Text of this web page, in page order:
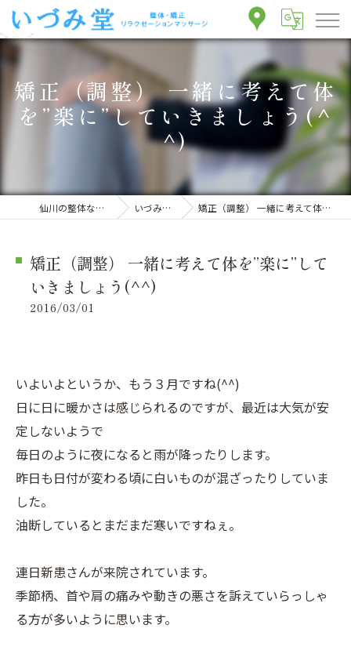
矯正（調整） 一緒に考えて体
を”楽に”していきましょう(^
^)
仙川の整体ならいづみ堂整体院 いづみ堂のブログ 矯正（調整） 一緒に考えて体を”楽に”していきましょう(^^)
矯正（調整） 一緒に考えて体を”楽に”して
いきましょう(^^)
2016/03/01
いよいよというか、もう３月ですね(^^)
日に日に暖かさは感じられるのですが、最近は大気が安
定しないようで
毎日のように夜になると雨が降ったりします。
昨日も日付が変わる頃に白いものが混ざったりしていま
した。
油断しているとまだまだ寒いですねぇ。
連日新患さんが来院されています。
季節柄、首や肩の痛みや動きの悪さを訴えていらっしゃ
る方が多いように思います。